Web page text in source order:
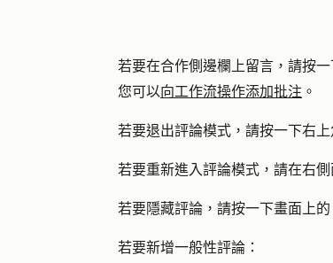
若要在合作側邊欄上留言，請按一
您可以向工作流操作添加批注 。
若要退出評論模式，請按一下右上
若要重新進入評論模式，請在右
若要隱藏評論，請按一下畫面上的
若要新增一般性評論：